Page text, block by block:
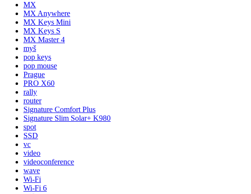
MX
MX Anywhere
MX Keys Mini
MX Keys S
MX Master 4
myš
pop keys
pop mouse
Prague
PRO X60
rally
router
Signature Comfort Plus
Signature Slim Solar+ K980
spot
SSD
vc
video
videoconference
wave
Wi-Fi
Wi-Fi 6